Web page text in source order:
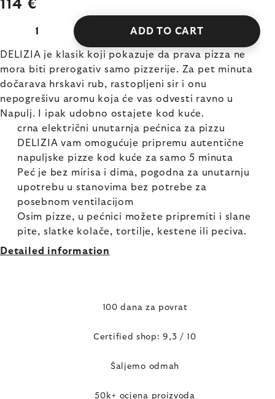
114 €
ADD TO CART
DELIZIA je klasik koji pokazuje da prava pizza ne
mora biti prerogativ samo pizzerije. Za pet minuta
dočarava hrskavi rub, rastopljeni sir i onu
nepogrešivu aromu koja će vas odvesti ravno u
Napulj. I ipak udobno ostajete kod kuće.
crna električni unutarnja pećnica za pizzu
DELIZIA vam omogućuje pripremu autentične
napuljske pizze kod kuće za samo 5 minuta
Peć je bez mirisa i dima, pogodna za unutarnju
upotrebu u stanovima bez potrebe za
posebnom ventilacijom
Osim pizze, u pećnici možete pripremiti i slane
pite, slatke kolače, tortilje, kestene ili peciva.
Detailed information
100 dana za povrat
Certified shop: 9,3 / 10
Šaljemo odmah
50k+ ocjena proizvoda